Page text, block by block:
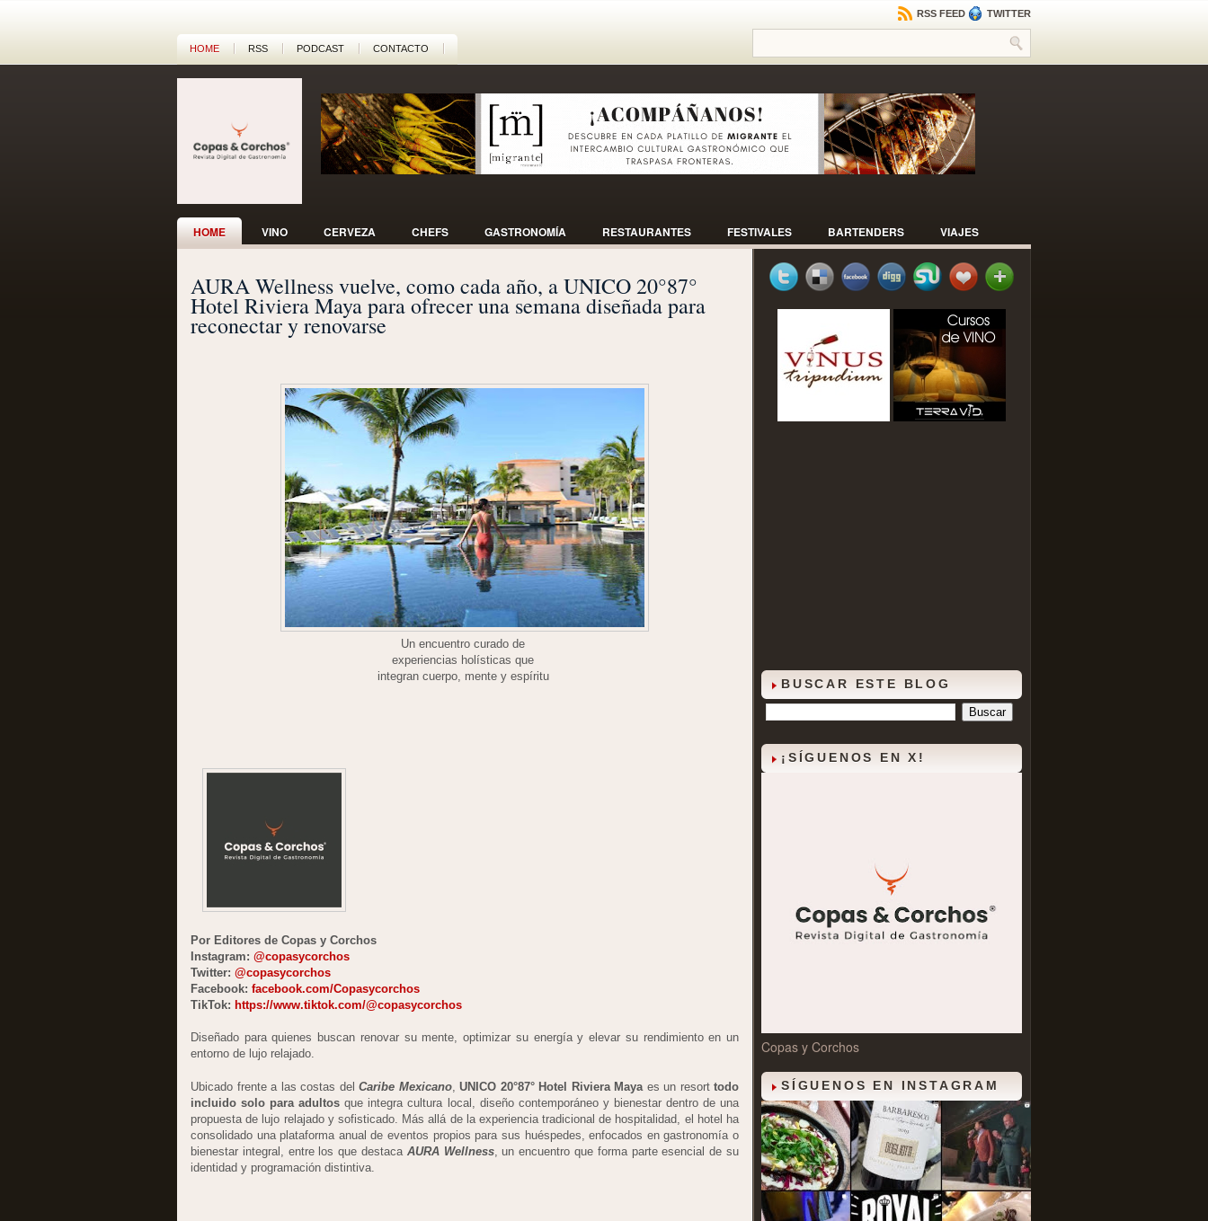
HOME RSS PODCAST CONTACTO
RSS FEED TWITTER
HOME VINO CERVEZA CHEFS GASTRONOMÍA RESTAURANTES FESTIVALES BARTENDERS VIAJES
AURA Wellness vuelve, como cada año, a UNICO 20°87°
Hotel Riviera Maya para ofrecer una semana diseñada para
reconectar y renovarse
Un encuentro curado de
experiencias holísticas que
integran cuerpo, mente y espíritu
Por Editores de Copas y Corchos
Instagram: @copasycorchos
Twitter: @copasycorchos
Facebook: facebook.com/Copasycorchos
TikTok: https://www.tiktok.com/@copasycorchos
Diseñado para quienes buscan renovar su mente, optimizar su energía y elevar su rendimiento en un
entorno de lujo relajado.
Ubicado frente a las costas del Caribe Mexicano, UNICO 20°87° Hotel Riviera Mayaes un resort todo
incluido solo para adultos que integra cultura local, diseño contemporáneo y bienestar dentro de una
propuesta de lujo relajado y sofisticado. Más allá de la experiencia tradicional de hospitalidad, el hotel ha
consolidado una plataforma anual de eventos propios para sus huéspedes, enfocados en gastronomía o
bienestar integral, entre los que destaca AURA Wellness, un encuentro que forma parte esencial de su
identidad y programación distintiva.
BUSCAR ESTE BLOG
¡SÍGUENOS EN X!
Copas y Corchos
SÍGUENOS EN INSTAGRAM